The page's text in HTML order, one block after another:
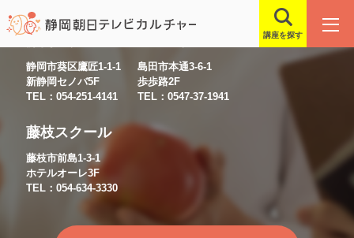
講座を探す
静岡市葵区鷹匠1-1-1
新静岡セノバ5F
TEL：054-251-4141
島田市本通3-6-1
歩歩路2F
TEL：0547-37-1941
藤枝スクール
藤枝市前島1-3-1
ホテルオーレ3F
TEL：054-634-3330